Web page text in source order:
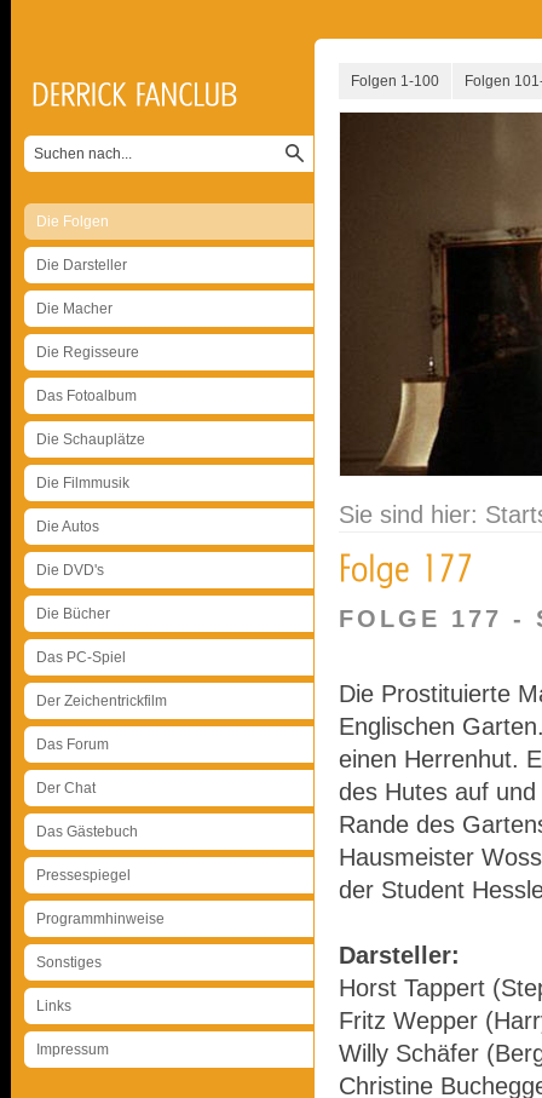
Die Folgen
Die Darsteller
Die Macher
Die Regisseure
Das Fotoalbum
Die Schauplätze
Die Filmmusik
Die Autos
Die DVD's
Die Bücher
Das PC-Spiel
Der Zeichentrickfilm
Das Forum
Der Chat
Das Gästebuch
Pressespiegel
Programmhinweise
Sonstiges
Links
Impressum
Folgen 1-100 Folgen
Sie sind hier:
FOLGE 177 -
Die Prostituierte
Englischen
einen Herrenhut.
des Hutes auf
Rande des
Hausmeister
der Student
Darsteller:
Horst Tappert
Fritz Wepper
Willy Schäfer
Christine